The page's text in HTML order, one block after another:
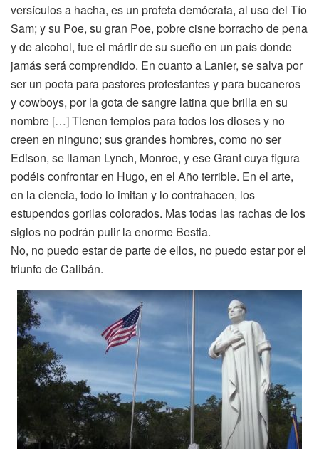
versículos a hacha, es un profeta demócrata, al uso del Tío
Sam; y su Poe, su gran Poe, pobre cisne borracho de pena
y de alcohol, fue el mártir de su sueño en un país donde
jamás será comprendido. En cuanto a Lanier, se salva por
ser un poeta para pastores protestantes y para bucaneros
y cowboys, por la gota de sangre latina que brilla en su
nombre […] Tienen templos para todos los dioses y no
creen en ninguno; sus grandes hombres, como no ser
Edison, se llaman Lynch, Monroe, y ese Grant cuya figura
podéis confrontar en Hugo, en el Año terrible. En el arte,
en la ciencia, todo lo imitan y lo contrahacen, los
estupendos gorilas colorados. Mas todas las rachas de los
siglos no podrán pulir la enorme Bestia.
No, no puedo estar de parte de ellos, no puedo estar por el
triunfo de Calibán.